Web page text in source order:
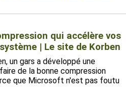
qui accélère vos
| Le site de Korben
un gars a développé une
de la bonne compression
que Microsoft n'est pas foutu